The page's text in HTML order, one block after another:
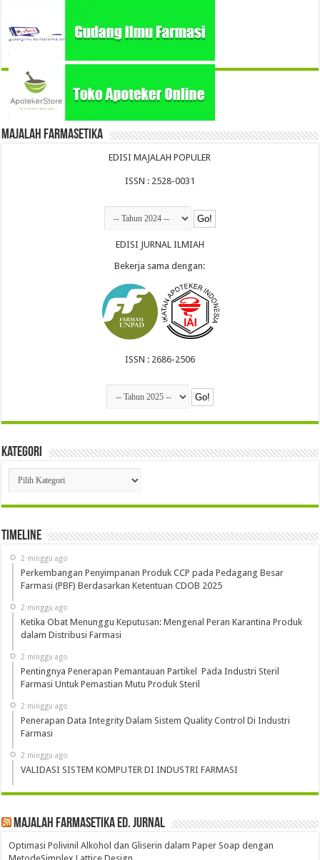
Majalah Farmasetika
EDISI MAJALAH POPULER
ISSN : 2528-0031
EDISI JURNAL ILMIAH
Bekerja sama dengan:
ISSN : 2686-2506
Kategori
Kategori
Timeline
2 minggu ago
Perkembangan Penyimpanan Produk CCP pada Pedagang Besar
Farmasi (PBF) Berdasarkan Ketentuan CDOB 2025
2 minggu ago
Ketika Obat Menunggu Keputusan: Mengenal Peran Karantina Produk
dalam Distribusi Farmasi
2 minggu ago
Pentingnya Penerapan Pemantauan Partikel Pada Industri Steril
Farmasi Untuk Pemastian Mutu Produk Steril
2 minggu ago
Penerapan Data Integrity Dalam Sistem Quality Control Di Industri
Farmasi
2 minggu ago
VALIDASI SISTEM KOMPUTER DI INDUSTRI FARMASI
Majalah Farmasetika Ed. Jurnal
Optimasi Polivinil Alkohol dan Gliserin dalam Paper Soap dengan